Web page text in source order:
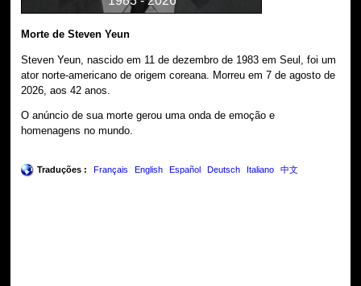
Morte de Steven Yeun
Steven Yeun, nascido em 11 de dezembro de 1983 em Seul, foi um
ator norte-americano de origem coreana. Morreu em 7 de agosto de
2026, aos 42 anos.
O anúncio de sua morte gerou uma onda de emoção e
homenagens no mundo.
Traduções : Français English Español Deutsch Italiano 中文